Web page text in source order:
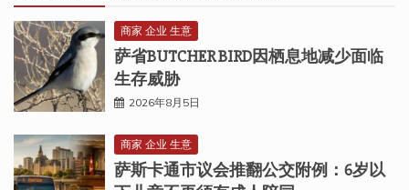
商家 企业 生意
萨省BUTCHER BIRD因栖息地减少面临
生存威胁
2026年8月5日
商家 企业 生意
萨斯卡通市议会推翻公交附例：6岁以